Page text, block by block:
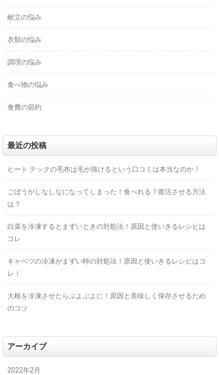
献立の悩み
衣類の悩み
調理の悩み
食べ物の悩み
食費の節約
最近の投稿
ヒート テックの毛布は毛が抜けるという口コミは本当なのか！
ごぼうがしなしなになってしまった！食べれる？復活させる方法
は？
白菜を冷凍するとまずいときの対処法！原因と使いきるレシピは
コレ
キャベツの冷凍がまずい時の対処法！原因と使いきるレシピはコ
レ！
大根を冷凍させたらぶよぶよに！原因と美味しく保存させるため
のコツ
アーカイブ
2022年2月